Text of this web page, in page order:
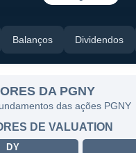
Balanços Dividendos
DA PGNY
das ações PGNY
DE VALUATION
DY